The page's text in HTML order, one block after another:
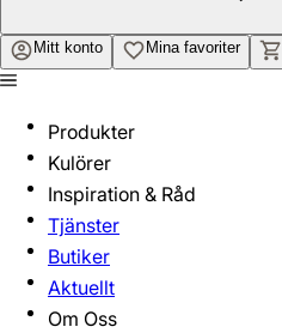
Mitt konto Mina favoriter
Produkter
Kulörer
Inspiration & Råd
Tjänster
Butiker
Aktuellt
Om Oss